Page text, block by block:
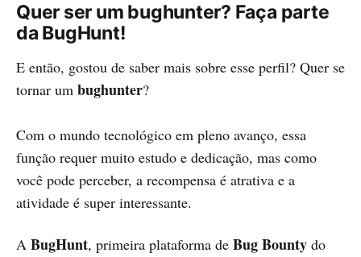
Quer ser um bughunter? Faça parte
da BugHunt!
E então, gostou de saber mais sobre esse perfil? Quer se
tornar um bughunter?
Com o mundo tecnológico em pleno avanço, essa
função requer muito estudo e dedicação, mas como
você pode perceber, a recompensa é atrativa e a
atividade é super interessante.
A BugHunt, primeira plataforma de Bug Bounty do